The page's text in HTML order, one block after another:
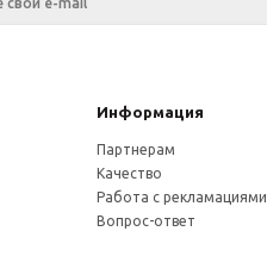
Информация
Партнерам
Качество
Работа с рекламациями
Вопрос-ответ